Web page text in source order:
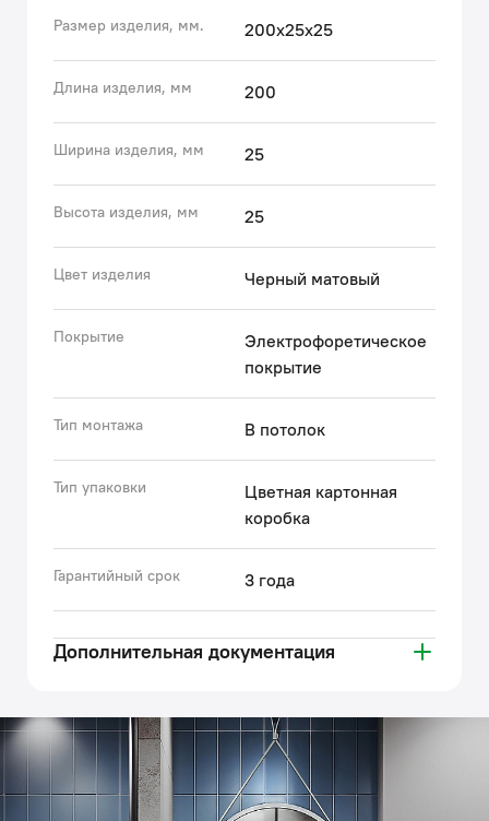
многих лет оно будет выглядеть как новое.
Гарантия на душевые аксессуары IDDIS® – 3 года.
(с) Авторский текст, апрель 2023 г.
Размер изделия, мм. 200х25х25
Длина изделия, мм 200
Ширина изделия, мм 25
Высота изделия, мм 25
Цвет изделия Черный матовый
Покрытие
Электрофоретическое
покрытие
Тип монтажа В потолок
Тип упаковки
Цветная картонная
коробка
Гарантийный срок 3 года
Дополнительная документация